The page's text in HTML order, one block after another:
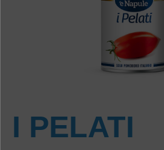
I PELATI